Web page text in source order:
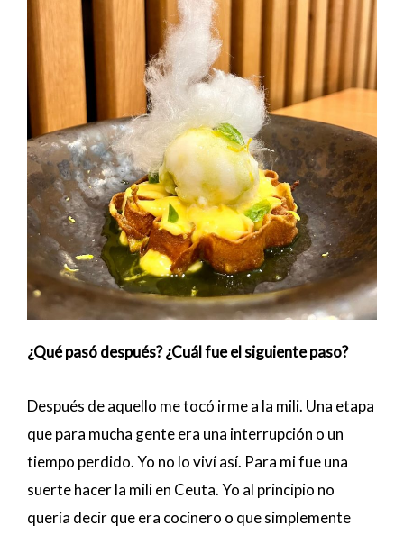
¿Qué pasó después? ¿Cuál fue el siguiente paso?
Después de aquello me tocó irme a la mili. Una etapa
que para mucha gente era una interrupción o un
tiempo perdido. Yo no lo viví así. Para mi fue una
suerte hacer la mili en Ceuta. Yo al principio no
quería decir que era cocinero o que simplemente